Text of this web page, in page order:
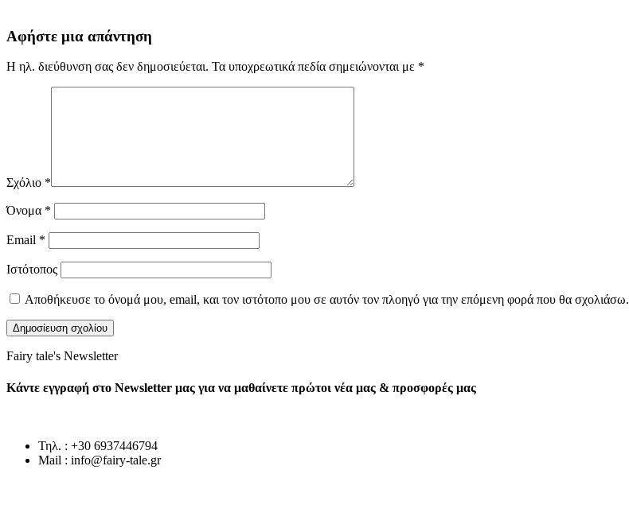
Αφήστε μια απάντηση
Η ηλ. διεύθυνση σας δεν δημοσιεύεται. Τα υποχρεωτικά πεδία σημειώνονται με *
Σχόλιο *
Όνομα *
Email *
Ιστότοπος
Αποθήκευσε το όνομά μου, email, και τον ιστότοπο μου σε αυτόν τον πλοηγό για την επόμενη φορά που θα σχολιάσω.
Fairy tale's Newsletter
Κάντε εγγραφή στο Newsletter μας για να μαθαίνετε πρώτοι νέα μας & προσφορές μας
Τηλ. : +30 6937446794
Mail : info@fairy-tale.gr